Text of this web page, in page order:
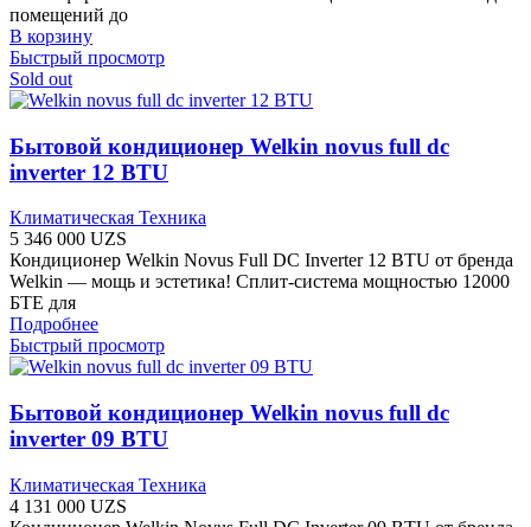
помещений до
В корзину
Быстрый просмотр
Sold out
Бытовой кондиционер Welkin novus full dc
inverter 12 BTU
Климатическая Техника
5 346 000 UZS
Кондиционер Welkin Novus Full DC Inverter 12 BTU от бренда
Welkin — мощь и эстетика! Сплит-система мощностью 12000
БТЕ для
Подробнее
Быстрый просмотр
Бытовой кондиционер Welkin novus full dc
inverter 09 BTU
Климатическая Техника
4 131 000 UZS